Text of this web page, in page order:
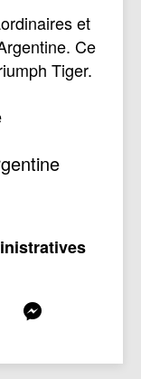
et
Ce
Tiger.